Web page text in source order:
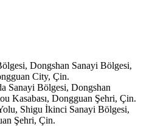
Dongshan Sanayi Bölgesi,
City, Çin.
Sanayi Bölgesi, Dongshan
Kasabası, Dongguan Şehri, Çin.
Shigu İkinci Sanayi Bölgesi,
Şehri, Çin.